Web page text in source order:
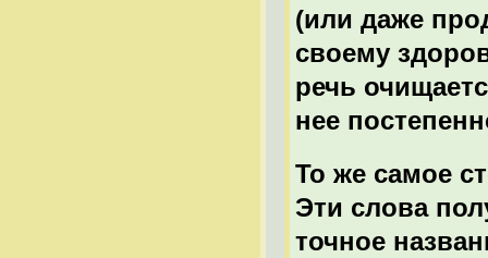
(или даже
своему
речь
нее
То же самое
Эти слова
точное